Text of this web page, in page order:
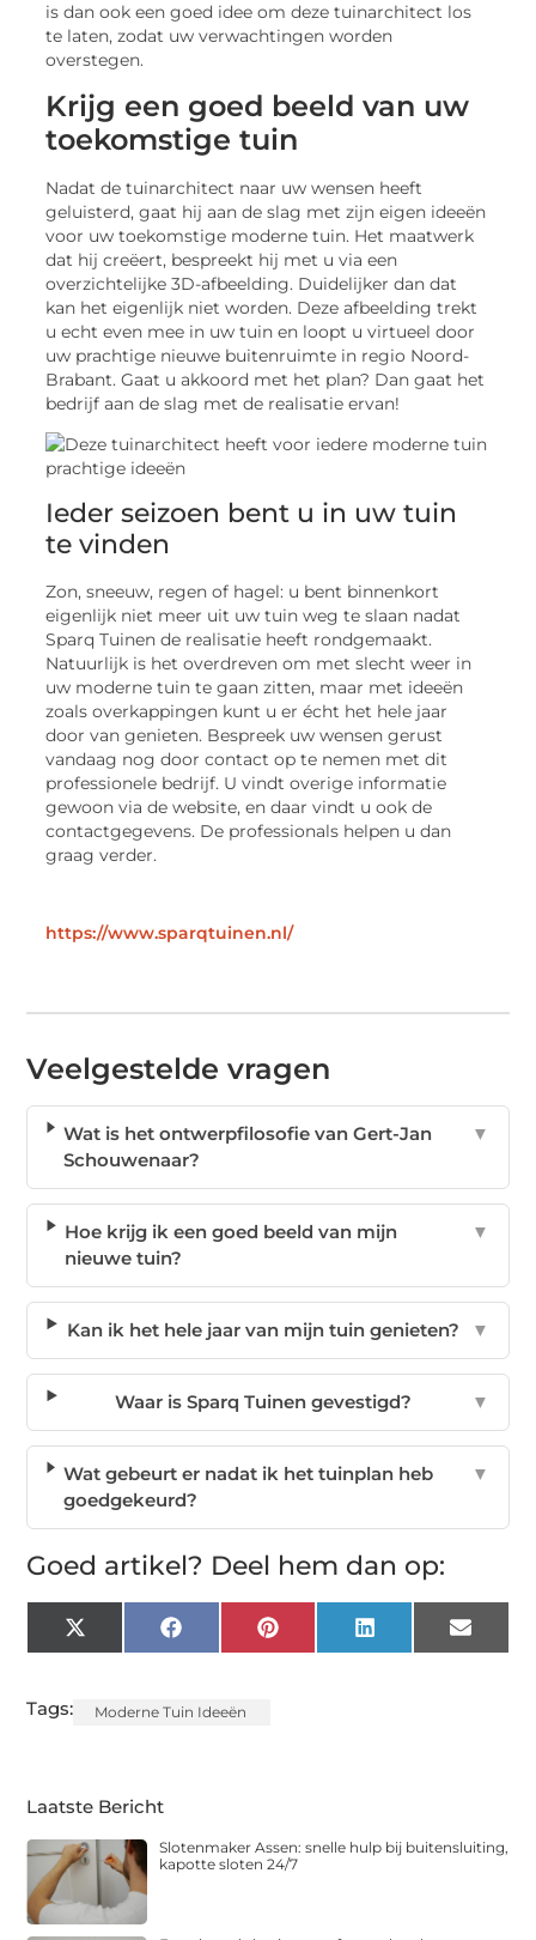
is dan ook een goed idee om deze tuinarchitect los
te laten, zodat uw verwachtingen worden
overstegen.
Krijg een goed beeld van uw
toekomstige tuin
Nadat de tuinarchitect naar uw wensen heeft
geluisterd, gaat hij aan de slag met zijn eigen ideeën
voor uw toekomstige moderne tuin. Het maatwerk
dat hij creëert, bespreekt hij met u via een
overzichtelijke 3D-afbeelding. Duidelijker dan dat
kan het eigenlijk niet worden. Deze afbeelding trekt
u echt even mee in uw tuin en loopt u virtueel door
uw prachtige nieuwe buitenruimte in regio Noord-
Brabant. Gaat u akkoord met het plan? Dan gaat het
bedrijf aan de slag met de realisatie ervan!
Ieder seizoen bent u in uw tuin
te vinden
Zon, sneeuw, regen of hagel: u bent binnenkort
eigenlijk niet meer uit uw tuin weg te slaan nadat
Sparq Tuinen de realisatie heeft rondgemaakt.
Natuurlijk is het overdreven om met slecht weer in
uw moderne tuin te gaan zitten, maar met ideeën
zoals overkappingen kunt u er écht het hele jaar
door van genieten. Bespreek uw wensen gerust
vandaag nog door contact op te nemen met dit
professionele bedrijf. U vindt overige informatie
gewoon via de website, en daar vindt u ook de
contactgegevens. De professionals helpen u dan
graag verder.
https://www.sparqtuinen.nl/
Veelgestelde vragen
Wat is het ontwerpfilosofie van Gert-Jan
Schouwenaar?
▼
Hoe krijg ik een goed beeld van mijn
nieuwe tuin?
▼
Kan ik het hele jaar van mijn tuin genieten? ▼
Waar is Sparq Tuinen gevestigd? ▼
Wat gebeurt er nadat ik het tuinplan heb
goedgekeurd?
▼
Goed artikel? Deel hem dan op:
X
(Twitter)
FacebookPinterest LinkedIn Email
Tags: Moderne Tuin Ideeën
Laatste Bericht
Slotenmaker Assen: snelle hulp bij buitensluiting,
kapotte sloten 24/7